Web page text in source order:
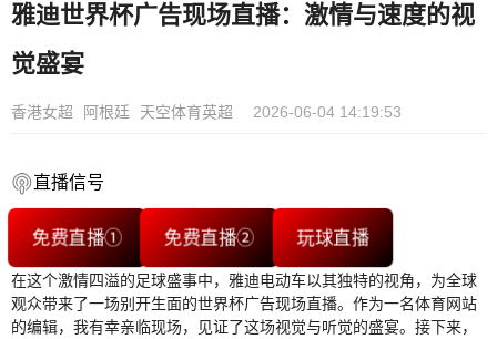
雅迪世界杯广告现场直播：激情与速度的视
觉盛宴
香港女超 阿根廷 天空体育英超 2026-06-04 14:19:53
直播信号
免费直播① 免费直播② 玩球直播
在这个激情四溢的足球盛事中，雅迪电动车以其独特的视角，为全球
观众带来了一场别开生面的世界杯广告现场直播。作为一名体育网站
的编辑，我有幸亲临现场，见证了这场视觉与听觉的盛宴。接下来，